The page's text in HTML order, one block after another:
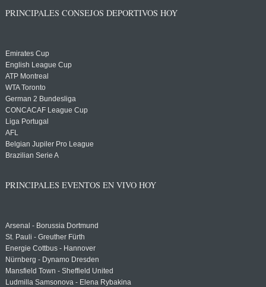
PRINCIPALES CONSEJOS DEPORTIVOS HOY
Emirates Cup
English League Cup
ATP Montreal
WTA Toronto
German 2 Bundesliga
CONCACAF League Cup
Liga Portugal
AFL
Belgian Jupiler Pro League
Brazilian Serie A
PRINCIPALES EVENTOS EN VIVO HOY
Arsenal - Borussia Dortmund
St. Pauli - Greuther Fürth
Energie Cottbus - Hannover
Nürnberg - Dynamo Dresden
Mansfield Town - Sheffield United
Ludmilla Samsonova - Elena Rybakina